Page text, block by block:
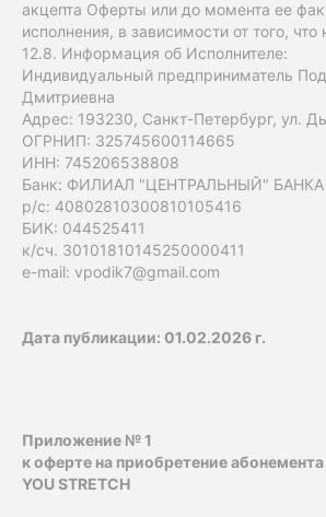
акцепта Оферты или до момента ее
исполнения, в зависимости от того, что
12.8. Информация об Исполнителе:
Индивидуальный предприниматель
Дмитриевна
Адрес: 193230, Санкт-Петербург, ул.
ОГРНИП: 325745600114665
ИНН: 745206538808
Банк: ФИЛИАЛ "ЦЕНТРАЛЬНЫЙ" БАНКА
р/с: 40802810300810105416
БИК: 044525411
к/сч. 30101810145250000411
e-mail: vpodik7@gmail.com
Дата публикации: 01.02.2026 г.
Приложение № 1
к оферте на приобретение
YOU STRETCH